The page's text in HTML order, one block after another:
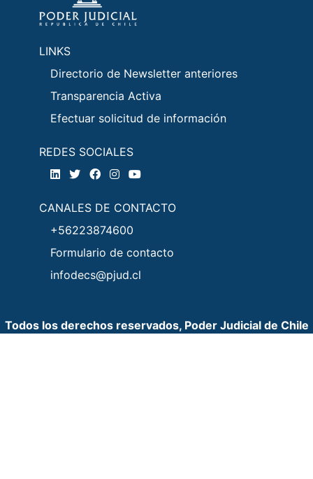
LINKS
Directorio de Newsletter anteriores
Transparencia Activa
Efectuar solicitud de información
REDES SOCIALES
CANALES DE CONTACTO
+56223874600
Formulario de contacto
infodecs@pjud.cl
Todos los derechos reservados, Poder Judicial de Chile